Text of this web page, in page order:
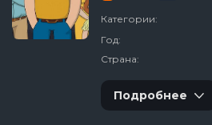
Категории:
Год:
Страна:
Подробнее